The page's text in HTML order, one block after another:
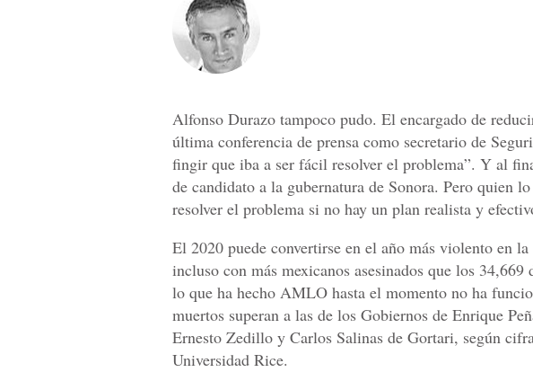
Alfonso Durazo tampoco pudo. El encargado de
última conferencia de prensa como secretario de
fingir que iba a ser fácil resolver el problema”. Y al
de candidato a la gubernatura de Sonora. Pero quien
resolver el problema si no hay un plan realista y
​El 2020 puede convertirse en el año más violento en
incluso con más mexicanos asesinados que los 34,669
lo que ha hecho AMLO hasta el momento no ha
muertos superan a las de los Gobiernos de Enrique
Ernesto Zedillo y Carlos Salinas de Gortari, según
Universidad Rice.